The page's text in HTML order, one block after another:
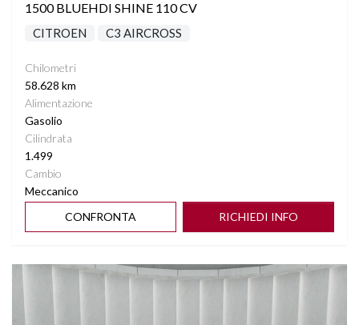
1500 BLUEHDI SHINE 110 CV
CITROEN C3 AIRCROSS
Chilometri
58.628 km
Alimentazione
Gasolio
Cilindrata
1.499
Cambio
Meccanico
CONFRONTA
RICHIEDI INFO
Vedi dettagli